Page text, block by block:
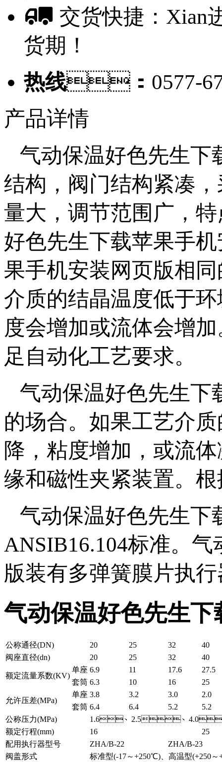
交货快捷：
货期！
热线：0577-
产品详情
气动保温好色先生下
结构，阀门结构紧凑
量大，调节范围广，
好色先生下载苹果手
果手机安装网页版相同
介质的结晶温度低于环境
度会增加或流体会增加
足自动化工艺要求。
气动保温好色先生下
的场合。如果工艺介
降，粘度增加
缘和磁性夹紧装置。根
气动保温好色先生下
ANSIB16.104标准。
版装有多弹簧膜片执行器
气动保温好色先生
公称通径(DN) 20 25 32
40
阀座直径(dn)
20 25 32 40
额定流量系数(KV)
单座 6.9 11 17.6
27.5
套筒 6.3 10 16 25
允许压差(MPa)
单座 3.8 3.2 3.0
2.0
套筒 6.4 6.4 5.2
5.2
公称压力(MPa)
1.6、2.5、
额定行程(mm)
16
25
配用执行器型号
ZHA/B-22
ZHA/B-23
阀盖形式
标准型(-17～+250℃)、高温型(+250